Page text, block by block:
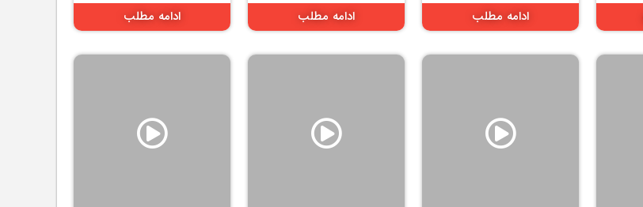
ادامه مطلب ادامه مطلب ادامه مطلب